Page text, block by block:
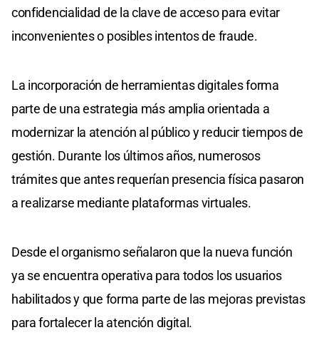
confidencialidad de la clave de acceso para evitar
inconvenientes o posibles intentos de fraude.
La incorporación de herramientas digitales forma
parte de una estrategia más amplia orientada a
modernizar la atención al público y reducir tiempos de
gestión. Durante los últimos años, numerosos
trámites que antes requerían presencia física pasaron
a realizarse mediante plataformas virtuales.
Desde el organismo señalaron que la nueva función
ya se encuentra operativa para todos los usuarios
habilitados y que forma parte de las mejoras previstas
para fortalecer la atención digital.